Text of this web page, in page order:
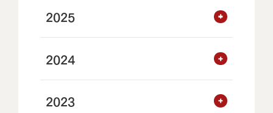
2025
2024
2023